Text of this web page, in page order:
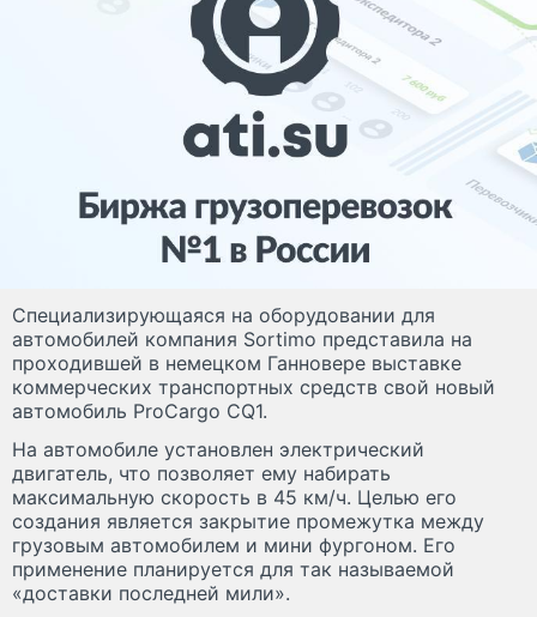
Специализирующаяся на оборудовании для
автомобилей компания Sortimo представила на
проходившей в немецком Ганновере выставке
коммерческих транспортных средств свой новый
автомобиль ProCargo CQ1.
На автомобиле установлен электрический
двигатель, что позволяет ему набирать
максимальную скорость в 45 км/ч. Целью его
создания является закрытие промежутка между
грузовым автомобилем и мини фургоном. Его
применение планируется для так называемой
«доставки последней мили».